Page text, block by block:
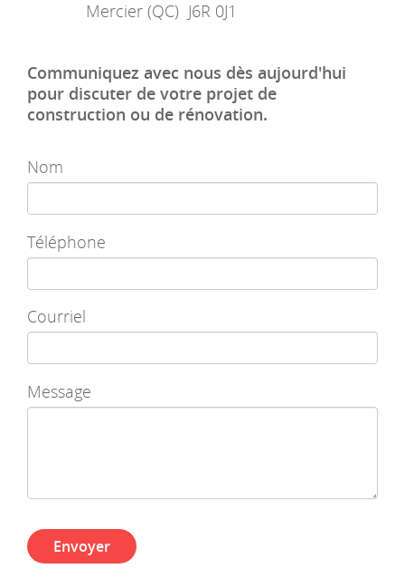
Mercier (QC) J6R 0J1
Communiquez avec nous dès aujourd'hui
pour discuter de votre projet de
construction ou de rénovation.
Nom
Téléphone
Courriel
Message
Envoyer